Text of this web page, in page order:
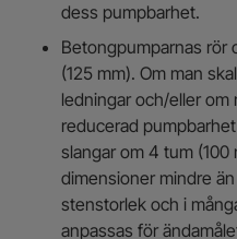
dess pumpbarhet.
Betongpumparnas rör
(125 mm). Om man
ledningar och/eller
reducerad
slangar om 4 tum (100
dimensioner mindre
stenstorlek och i
anpassas för